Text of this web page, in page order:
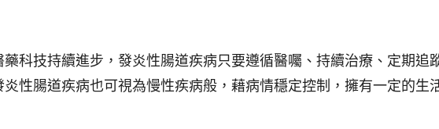
科技持續進步，發炎性腸道疾病只要遵循醫囑、持續治療、定期追
性腸道疾病也可視為慢性疾病般，藉病情穩定控制，擁有一定的生